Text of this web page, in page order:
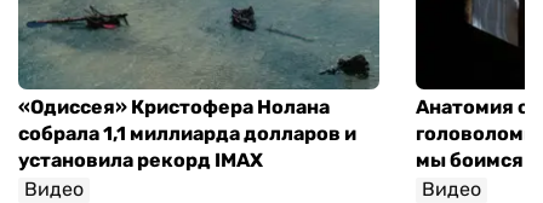
«Одиссея» Кристофера Нолана
собрала 1,1 миллиарда долларов и
установила рекорд IMAX
Видео
Анатомия
мы боимся
Видео